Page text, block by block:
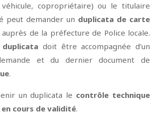
copropriétaire) ou le titulaire
peut demander un duplicata de carte
de la préfecture de Police locale.
doit être accompagnée d’un
et du dernier document de
.
un duplicata le contrôle technique
cours de validité.